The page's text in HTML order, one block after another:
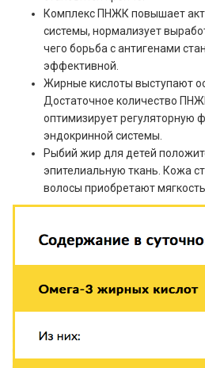
Комплекс ПНЖК повышает
системы, нормализует
чего борьба с антигенами
эффективной.
Жирные кислоты выступают
Достаточное количество
оптимизирует регуляторную
эндокринной системы.
Рыбий жир для детей
эпителиальную ткань. Кожа
волосы приобретают